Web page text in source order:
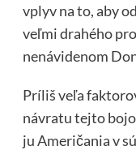
vplyv na to, aby
veľmi drahého
nenávidenom
Príliš veľa
návratu tejto
ju Američania v